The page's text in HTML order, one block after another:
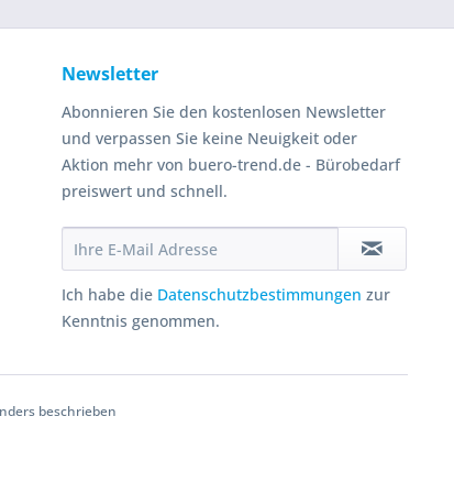
Newsletter
Abonnieren Sie den kostenlosen Newsletter
und verpassen Sie keine Neuigkeit oder
Aktion mehr von buero-trend.de - Bürobedarf
preiswert und schnell.
Ich habe die Datenschutzbestimmungen zur
Kenntnis genommen.
beschrieben